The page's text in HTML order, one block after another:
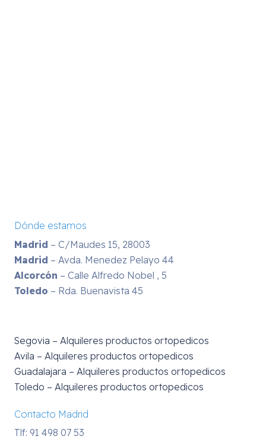
Dónde estamos
Madrid – C/Maudes 15, 28003
Madrid – Avda. Menedez Pelayo 44
Alcorcón – Calle Alfredo Nobel , 5
Toledo – Rda. Buenavista 45
Segovia – Alquileres productos ortopedicos
Avila – Alquileres productos ortopedicos
Guadalajara – Alquileres productos ortopedicos
Toledo – Alquileres productos ortopedicos
Contacto Madrid
Tlf: 91 498 07 53